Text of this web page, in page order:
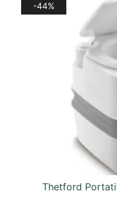
-44%
Thetford